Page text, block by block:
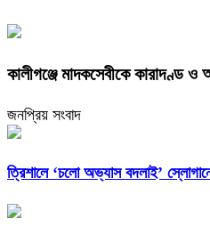
কালীগঞ্জে মাদকসেবীকে কারাদণ্ড ও
জনপ্রিয় সংবাদ
‎ত্রিশালে ‘চলো অভ্যাস বদলাই’